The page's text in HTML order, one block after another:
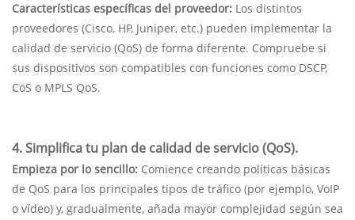
Características específicas del proveedor: Los distintos
proveedores (Cisco, HP, Juniper, etc.) pueden implementar la
calidad de servicio (QoS) de forma diferente. Compruebe si
sus dispositivos son compatibles con funciones como DSCP,
CoS o MPLS QoS.
4. Simplifica tu plan de calidad de servicio (QoS).
Empieza por lo sencillo: Comience creando políticas básicas
de QoS para los principales tipos de tráfico (por ejemplo, VoIP
o vídeo) y, gradualmente, añada mayor complejidad según sea